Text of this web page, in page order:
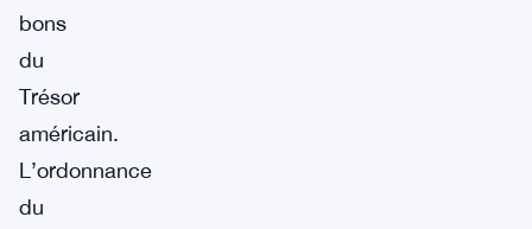
bons
du
Trésor
américain.
L’ordonnance
du